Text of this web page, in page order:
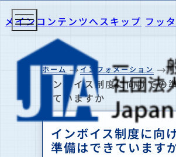
メインコンテンツへスキップ フッ
ホーム インフォメーション
インボイス制度に向けての
きていますか
インボイス制度に向
準備はできています